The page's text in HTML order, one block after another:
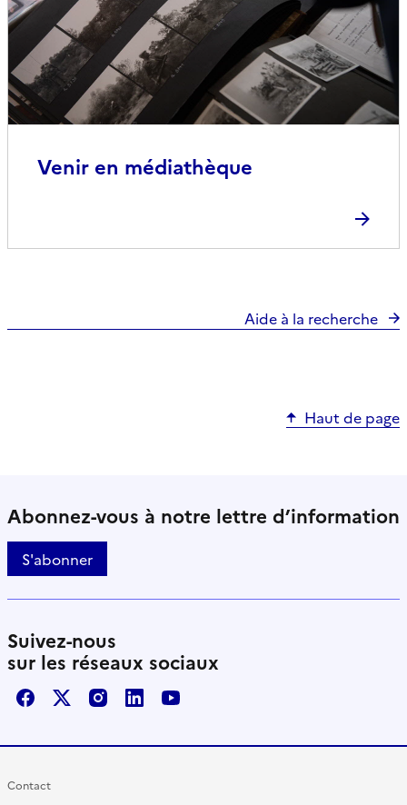
Venir en médiathèque
Aide à la recherche
Haut de page
Abonnez-vous à notre lettre d’information
S'abonner
Suivez-nous
sur les réseaux sociaux
FacebookX / TwitterInstagram
LinkedInYoutube
Contact